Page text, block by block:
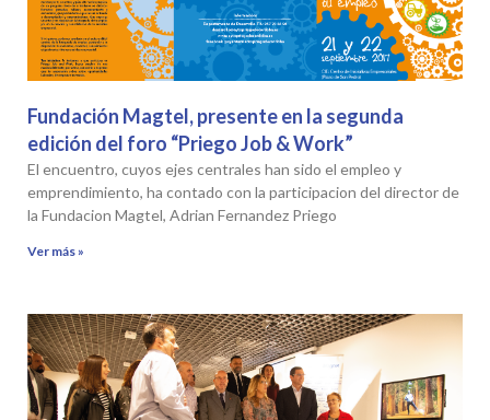
Fundación Magtel, presente en la segunda
edición del foro “Priego Job & Work”
El encuentro, cuyos ejes centrales han sido el empleo y
emprendimiento, ha contado con la participacion del director de
la Fundacion Magtel, Adrian Fernandez Priego
Ver más »